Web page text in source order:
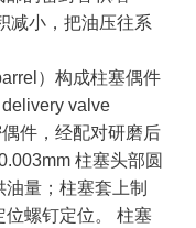
减小，把油压往系
）构成柱塞偶件
valve
件，经配对研磨后
柱塞头部圆
量；柱塞套上制
螺钉定位。 柱塞